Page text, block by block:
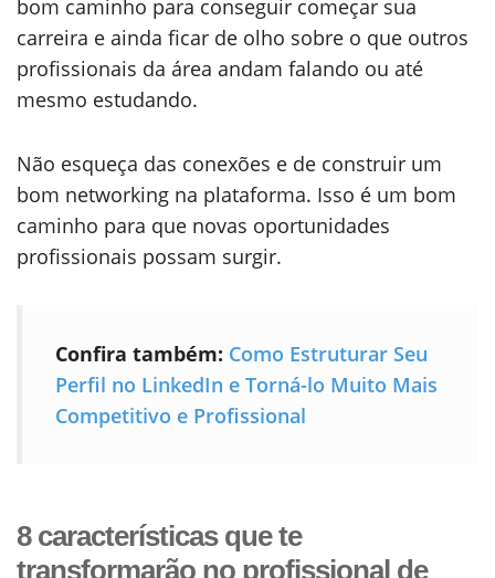
bom caminho para conseguir começar sua
carreira e ainda ficar de olho sobre o que outros
profissionais da área andam falando ou até
mesmo estudando.
Não esqueça das conexões e de construir um
bom networking na plataforma. Isso é um bom
caminho para que novas oportunidades
profissionais possam surgir.
Confira também: Como Estruturar Seu
Perfil no LinkedIn e Torná-lo Muito Mais
Competitivo e Profissional
8 características que te
transformarão no profissional de